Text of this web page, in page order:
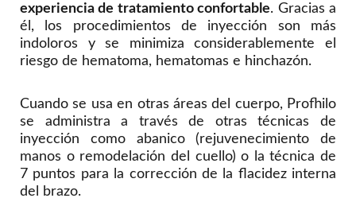
experiencia de tratamiento confortable. Gracias a
él, los procedimientos de inyección son más
indoloros y se minimiza considerablemente el
riesgo de hematoma, hematomas e hinchazón.
Cuando se usa en otras áreas del cuerpo, Profhilo
se administra a través de otras técnicas de
inyección como abanico (rejuvenecimiento de
manos o remodelación del cuello) o la técnica de
7 puntos para la corrección de la flacidez interna
del brazo.